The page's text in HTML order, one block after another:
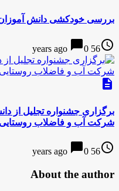
بررسی خودکشی دانش
access_time
56 years ago
chat_bubble0
description
برگزاری جشنواره تجلیل از
شرکت آب و فاضلاب
access_time
56 years ago
chat_bubble0
About the author